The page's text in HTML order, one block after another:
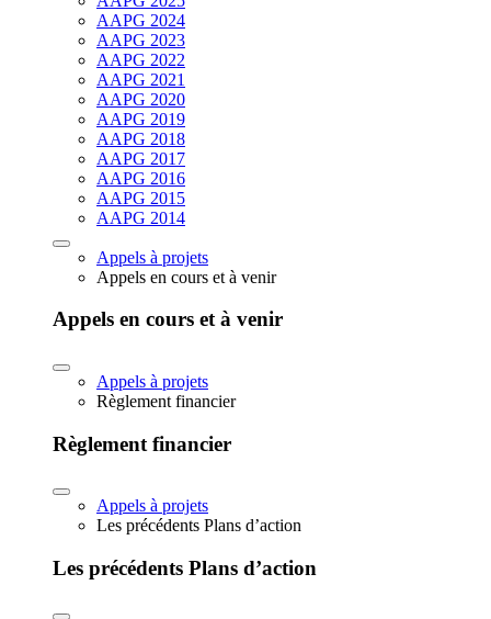
AAPG 2024
AAPG 2023
AAPG 2022
AAPG 2021
AAPG 2020
AAPG 2019
AAPG 2018
AAPG 2017
AAPG 2016
AAPG 2015
AAPG 2014
Appels à projets
Appels en cours et à venir
Appels en cours et à venir
Appels à projets
Règlement financier
Règlement financier
Appels à projets
Les précédents Plans d’action
Les précédents Plans d’action